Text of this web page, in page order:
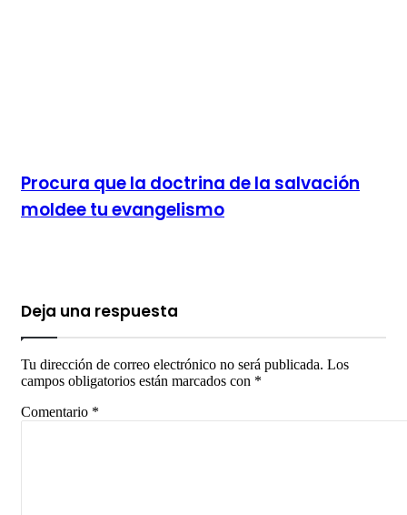
Procura que la doctrina de la salvación
moldee tu evangelismo
Deja una respuesta
Tu dirección de correo electrónico no será publicada. Los
campos obligatorios están marcados con *
Comentario *